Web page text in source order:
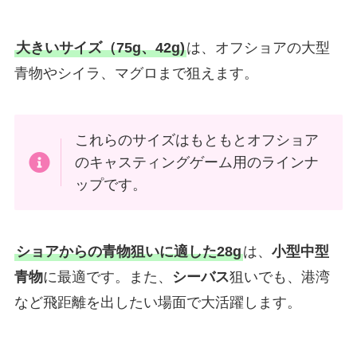
大きいサイズ（75g、42g)は、オフショアの大型
青物やシイラ、マグロまで狙えます。
これらのサイズはもともとオフショア
のキャスティングゲーム用のラインナ
ップです。
ショアからの青物狙いに適した28gは、 小型中型
青物に最適です。また、 シーバス狙いでも、港湾
など飛距離を出したい場面で大活躍します。